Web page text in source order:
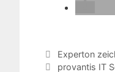
Experton
provantis IT